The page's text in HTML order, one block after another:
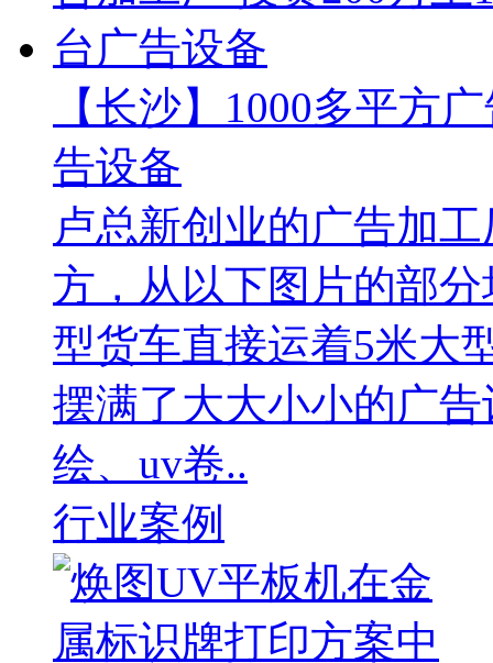
【长沙】1000多平方
告设备
卢总新创业的广告加
方，从以下图片的部
型货车直接运着5米大
摆满了大大小小的广
绘、uv卷..
行业案例